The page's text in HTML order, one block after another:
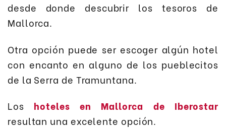
desde donde descubrir los tesoros de
Mallorca.
Otra opción puede ser escoger algún hotel
con encanto en alguno de los pueblecitos
de la Serra de Tramuntana.
Los hoteles en Mallorca de Iberostar
resultan una excelente opción.